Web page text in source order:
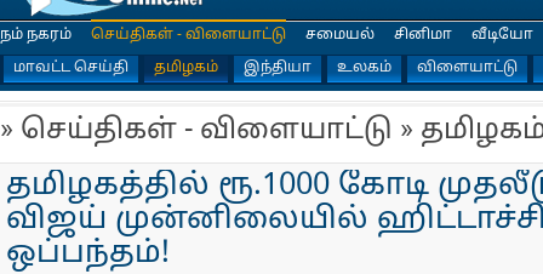
நம் நகரம்
செய்திகள் - விளையாட்டு
மாவட்ட செய்தி
தமிழகம் இந்தியா உலகம் விளையாட்டு
சமையல் சினிமா வீடியோ
» செய்திகள் - விளையாட்டு »
தமிழகத்தில் ரூ.1000 கோடி
விஜய் முன்னிலையில்
ஒப்பந்தம்!